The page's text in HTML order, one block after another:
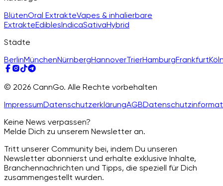
BlütenOral ExtrakteVapes & inhalierbare
ExtrakteEdiblesIndicaSativaHybrid
Städte
BerlinMünchenNürnbergHannoverTrierHamburgFrankfurt
© 2026 CannGo. Alle Rechte vorbehalten
ImpressumDatenschutzerklärungAGB
Keine News verpassen?
Melde Dich zu unserem Newsletter an.
Tritt unserer Community bei, indem Du unseren
Newsletter abonnierst und erhalte exklusive Inhalte,
Branchennachrichten und Tipps, die speziell für Dich
zusammengestellt wurden.